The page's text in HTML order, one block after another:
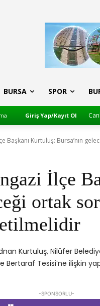
BURSA SPOR
Giriş Yap/Kayıt Ol
Başkanı Kurtuluş: Bursa’nın
İlçe
ortak
Kurtuluş, Nilüfer
Bertaraf Tesisi’ne ilişkin
-SPONSORLU-